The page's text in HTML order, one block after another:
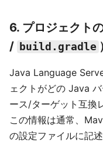
6. プロジェクト
/ build.gradle ）
Java Language
ェクトがどの Java
ース/ターゲット互換
この情報は通常、
の設定ファイルに記述